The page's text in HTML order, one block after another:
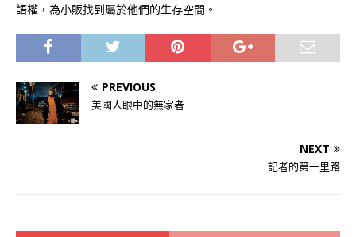
語權，為小販找到屬於他們的生存空間。
PREVIOUS
美國人眼中的無家者
NEXT
記者的第一里路